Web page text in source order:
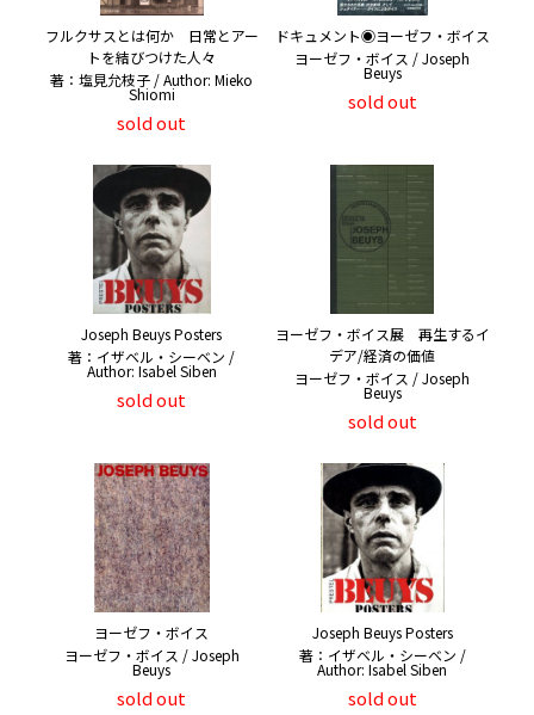
フルクサスとは何か 日常とアー
トを結びつけた人々
著：塩見允枝子 / Author: Mieko
Shiomi
sold out
ドキュメント◉ヨーゼフ・ボイス
ヨーゼフ・ボイス / Joseph
Beuys
sold out
Joseph Beuys Posters
著：イザベル・シーベン /
Author: Isabel Siben
sold out
ヨーゼフ・ボイス展 再生するイ
デア/経済の価値
ヨーゼフ・ボイス / Joseph
Beuys
sold out
ヨーゼフ・ボイス
ヨーゼフ・ボイス / Joseph
Beuys
sold out
Joseph Beuys Posters
著：イザベル・シーベン /
Author: Isabel Siben
sold out